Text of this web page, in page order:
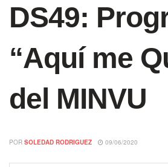
DS49:
“Aquí me
del MINVU
POR SOLEDAD RODRIGUEZ 09/06/2020